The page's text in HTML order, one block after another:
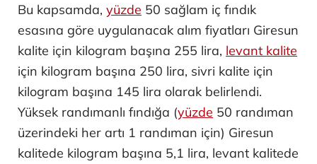
Bu kapsamda, yüzde 50 sağlam iç fındık
esasına göre uygulanacak alım fiyatları Giresun
kalite için kilogram başına 255 lira, levant kalite
için kilogram başına 250 lira, sivri kalite için
kilogram başına 145 lira olarak belirlendi.
Yüksek randımanlı fındığa (yüzde 50 randıman
üzerindeki her artı 1 randıman için) Giresun
kalitede kilogram başına 5,1 lira, levant kalitede